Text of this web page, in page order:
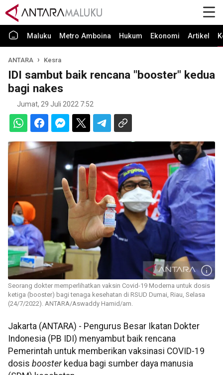
Maluku Metro Amboina Hukum Ekonomi Artikel
ANTARA Kesra
IDI sambut baik rencana "booster" kedua
bagi nakes
Jumat, 29 Juli 2022 7:52
Seorang dokter memperlihatkan vaksin Covid-19 Moderna untuk dosis
ketiga (booster) bagi tenaga kesehatan di RSUD Dumai, Riau, Selasa
(24/7/2022). ANTARA/Aswaddy Hamid/am.
Jakarta (ANTARA) - Pengurus Besar Ikatan Dokter
Indonesia (PB IDI) menyambut baik rencana
Pemerintah untuk memberikan vaksinasi COVID-19
dosis booster kedua bagi sumber daya manusia